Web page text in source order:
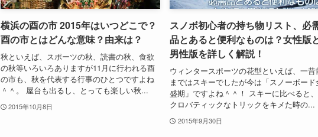
横浜の酉の市 2015年はいつどこで？
酉の市とはどんな意味？由来は？
秋といえば、スポーツの秋、読書の秋、食欲
の秋等いろいろありますが11月に行われる酉
の市も、秋を代表する行事のひとつですよね
＾＾。 屋台も出るし、とっても楽しい秋...
2015年10月8日
スノボ初心者の持ち物リスト、必
品とあると便利なものは？女性版
男性版を詳しく解説！
ウィンタースポーツの花型といえば、一昔
まではスキーでしたが今は「スノーボード
盛期」ですよね＾＾！ スキーに比べると
クロバティックなトリックをキメた時の...
2015年9月30日